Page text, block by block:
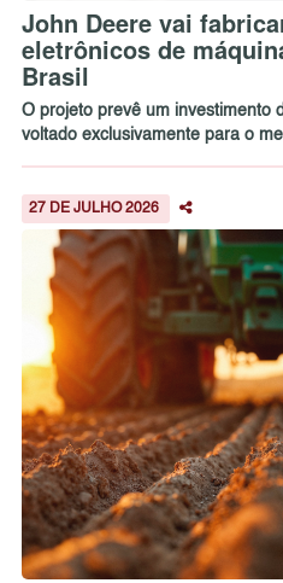
John Deere vai
eletrônicos de
Brasil
O projeto prevê um investimento
voltado exclusivamente para o
27 DE JULHO 2026